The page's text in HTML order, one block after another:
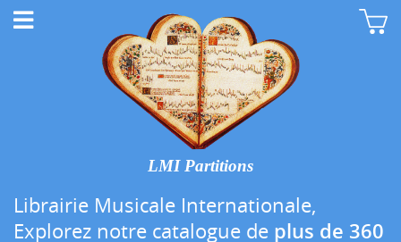
LMI Partitions
Librairie Musicale Internationale,
Explorez notre catalogue de plus de 360